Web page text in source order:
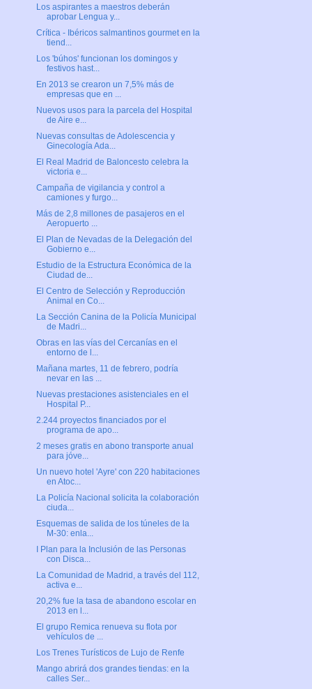
Los aspirantes a maestros deberán
aprobar Lengua y...
Crítica - Ibéricos salmantinos gourmet en la
tiend...
Los 'búhos' funcionan los domingos y
festivos hast...
En 2013 se crearon un 7,5% más de
empresas que en ...
Nuevos usos para la parcela del Hospital
de Aire e...
Nuevas consultas de Adolescencia y
Ginecología Ada...
El Real Madrid de Baloncesto celebra la
victoria e...
Campaña de vigilancia y control a
camiones y furgo...
Más de 2,8 millones de pasajeros en el
Aeropuerto ...
El Plan de Nevadas de la Delegación del
Gobierno e...
Estudio de la Estructura Económica de la
Ciudad de...
El Centro de Selección y Reproducción
Animal en Co...
La Sección Canina de la Policía Municipal
de Madri...
Obras en las vías del Cercanías en el
entorno de l...
Mañana martes, 11 de febrero, podría
nevar en las ...
Nuevas prestaciones asistenciales en el
Hospital P...
2.244 proyectos financiados por el
programa de apo...
2 meses gratis en abono transporte anual
para jóve...
Un nuevo hotel 'Ayre' con 220 habitaciones
en Atoc...
La Policía Nacional solicita la colaboración
ciuda...
Esquemas de salida de los túneles de la
M-30: enla...
I Plan para la Inclusión de las Personas
con Disca...
La Comunidad de Madrid, a través del 112,
activa e...
20,2% fue la tasa de abandono escolar en
2013 en l...
El grupo Remica renueva su flota por
vehículos de ...
Los Trenes Turísticos de Lujo de Renfe
Mango abrirá dos grandes tiendas: en la
calles Ser...